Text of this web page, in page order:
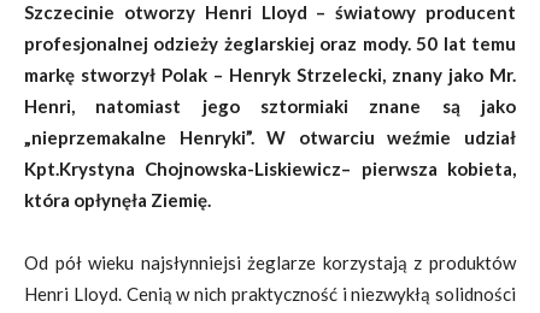
Szczecinie otworzy Henri Lloyd – światowy producent
profesjonalnej odzieży żeglarskiej oraz mody. 50 lat temu
markę stworzył Polak – Henryk Strzelecki, znany jako Mr.
Henri, natomiast jego sztormiaki znane są jako
„nieprzemakalne Henryki”. W otwarciu weźmie udział
Kpt.Krystyna Chojnowska-Liskiewicz– pierwsza kobieta,
która opłynęła Ziemię.
Od pół wieku najsłynniejsi żeglarze korzystają z produktów
Henri Lloyd. Cenią w nich praktyczność i niezwykłą solidności